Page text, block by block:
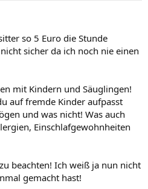
so 5 Euro die Stunde
sicher da ich noch nie einen
mit Kindern und Säuglingen!
auf fremde Kinder aufpasst
und was nicht! Was auch
Einschlafgewohnheiten
beachten! Ich weiß ja nun nicht
gemacht hast!